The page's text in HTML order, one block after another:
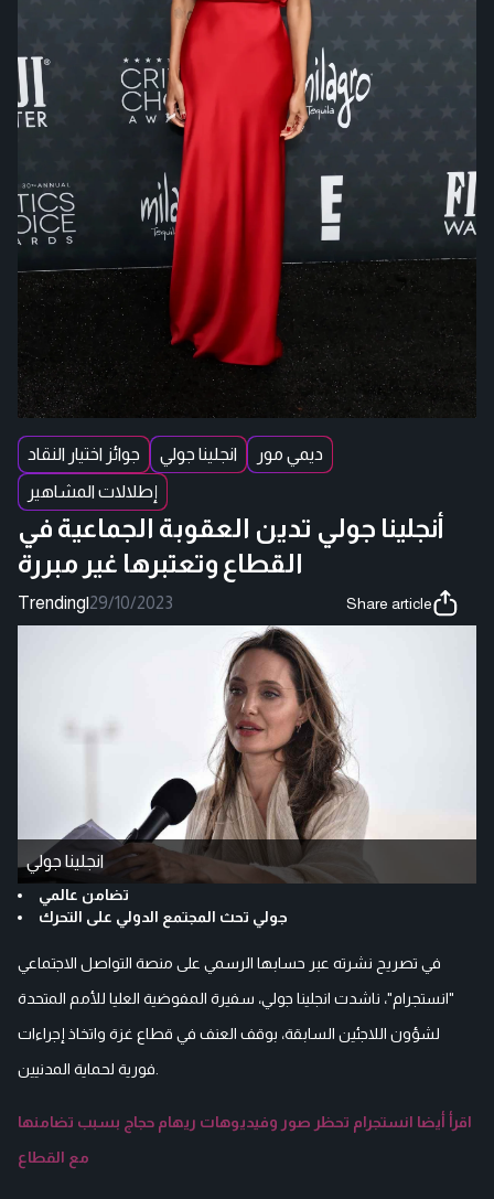
جوائز اختيار النقاد انجلينا جولي
ديمي مور
إطلالات المشاهير
أنجلينا جولي تدين العقوبة الجماعية في
القطاع وتعتبرها غير مبررة
Trending|29/10/2023 Share article
انجلينا جولي
تضامن عالمي
جولي تحث المجتمع الدولي على التحرك
في تصريح نشرته عبر حسابها الرسمي على منصة التواصل الاجتماعي
"انستجرام"، ناشدت انجلينا جولي، سفيرة المفوضية العليا للأمم المتحدة
لشؤون اللاجئين السابقة، بوقف العنف في قطاع غزة واتخاذ إجراءات
اقرأ أيضا انستجرام تحظر صور وفيديوهات ريهام حجاج بسبب تضامنها
مع القطاع